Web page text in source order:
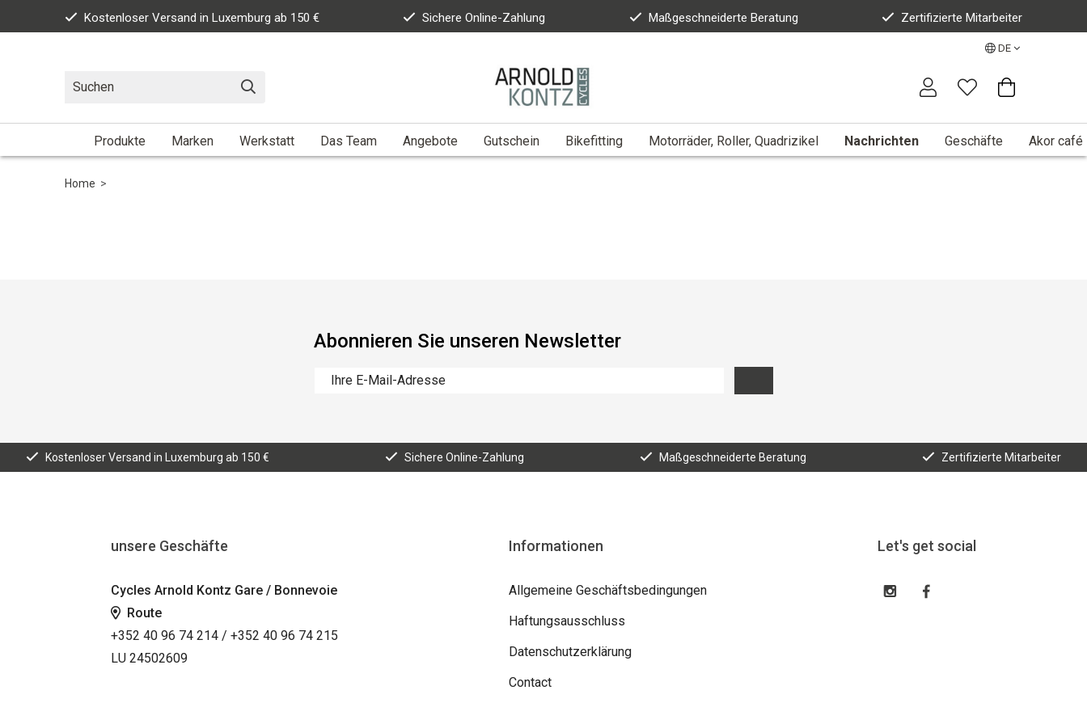
Kostenloser Versand in Luxemburg ab 150 € Sichere Online-Zahlung Maßgeschneiderte Beratung Zertifizierte Mitarbeiter
DE
Produkte Marken Werkstatt Das Team Angebote Gutschein Bikefitting Motorräder, Roller, Quadrizikel Nachrichten Geschäfte Akor café
Home >
Abonnieren Sie unseren Newsletter
Kostenloser Versand in Luxemburg ab 150 € Sichere Online-Zahlung Maßgeschneiderte Beratung Zertifizierte Mitarbeiter
unsere Geschäfte
Cycles Arnold Kontz Gare / Bonnevoie
Route
+352 40 96 74 214 / +352 40 96 74 215
LU 24502609
Informationen
Allgemeine Geschäftsbedingungen
Haftungsausschluss
Datenschutzerklärung
Contact
Let's get social